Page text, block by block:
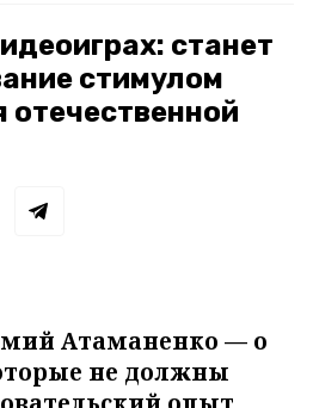
станет
стимулом
отечественной
Атаманенко — о
не должны